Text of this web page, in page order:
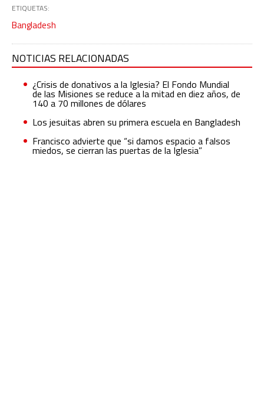
ETIQUETAS:
Bangladesh
NOTICIAS RELACIONADAS
¿Crisis de donativos a la Iglesia? El Fondo Mundial
de las Misiones se reduce a la mitad en diez años, de
140 a 70 millones de dólares
Los jesuitas abren su primera escuela en Bangladesh
Francisco advierte que “si damos espacio a falsos
miedos, se cierran las puertas de la Iglesia”